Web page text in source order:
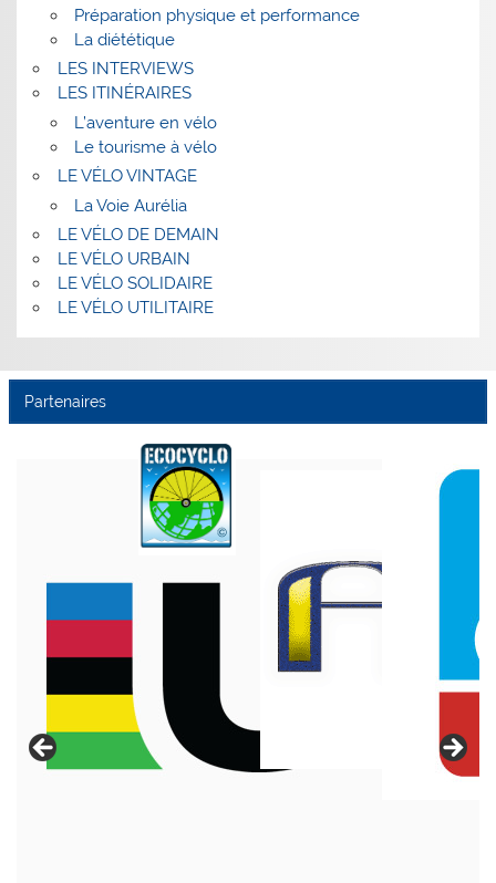
Préparation physique et performance
La diététique
LES INTERVIEWS
LES ITINÉRAIRES
L’aventure en vélo
Le tourisme à vélo
LE VÉLO VINTAGE
La Voie Aurélia
LE VÉLO DE DEMAIN
LE VÉLO URBAIN
LE VÉLO SOLIDAIRE
LE VÉLO UTILITAIRE
Partenaires